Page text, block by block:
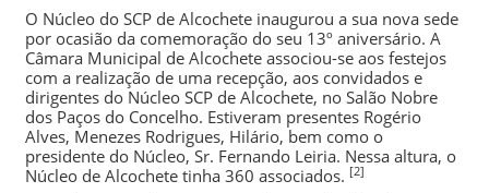
O Núcleo do SCP de Alcochete inaugurou a sua nova sede
por ocasião da comemoração do seu 13º aniversário. A
Câmara Municipal de Alcochete associou-se aos festejos
com a realização de uma recepção, aos convidados e
dirigentes do Núcleo SCP de Alcochete, no Salão Nobre
dos Paços do Concelho. Estiveram presentes Rogério
Alves, Menezes Rodrigues, Hilário, bem como o
presidente do Núcleo, Sr. Fernando Leiria. Nessa altura, o
Núcleo de Alcochete tinha 360 associados. [2]